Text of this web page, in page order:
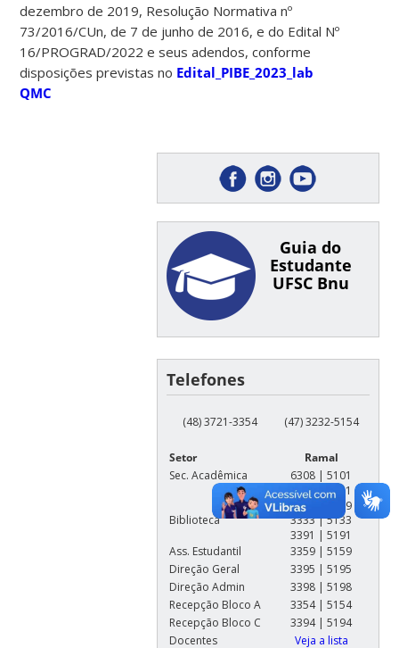
dezembro de 2019, Resolução Normativa nº
73/2016/CUn, de 7 de junho de 2016, e do Edital Nº
16/PROGRAD/2022 e seus adendos, conforme
disposições previstas no Edital_PIBE_2023_lab
QMC
Guia do
Estudante
UFSC Bnu
Telefones
(48) 3721-3354 (47) 3232-5154
Setor
Ramal
Sec. Acadêmica
6308 | 5101
3381 | 5181
3399 | 5199
Biblioteca
3333 | 5133
3391 | 5191
Ass. Estudantil
3359 | 5159
Direção Geral
3395 | 5195
Direção Admin
3398 | 5198
Recepção Bloco A
3354 | 5154
Recepção Bloco C
3394 | 5194
Docentes
Veja a lista